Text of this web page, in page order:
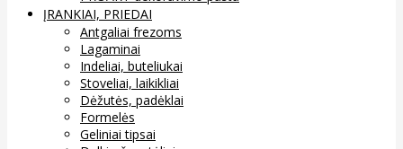
ĮRANKIAI, PRIEDAI
Antgaliai frezoms
Lagaminai
Indeliai, buteliukai
Stoveliai, laikikliai
Dėžutės, padėklai
Formelės
Geliniai tipsai